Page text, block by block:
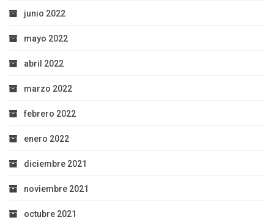
junio 2022
mayo 2022
abril 2022
marzo 2022
febrero 2022
enero 2022
diciembre 2021
noviembre 2021
octubre 2021